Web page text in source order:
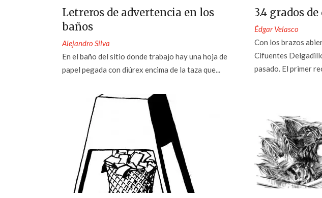
Letreros de advertencia en los
baños
Alejandro Silva
En el baño del sitio donde trabajo hay una hoja de
papel pegada con diúrex encima de la taza que...
3.4 grados
Édgar Velasco
Con los brazos
Cifuentes
pasado. El primer